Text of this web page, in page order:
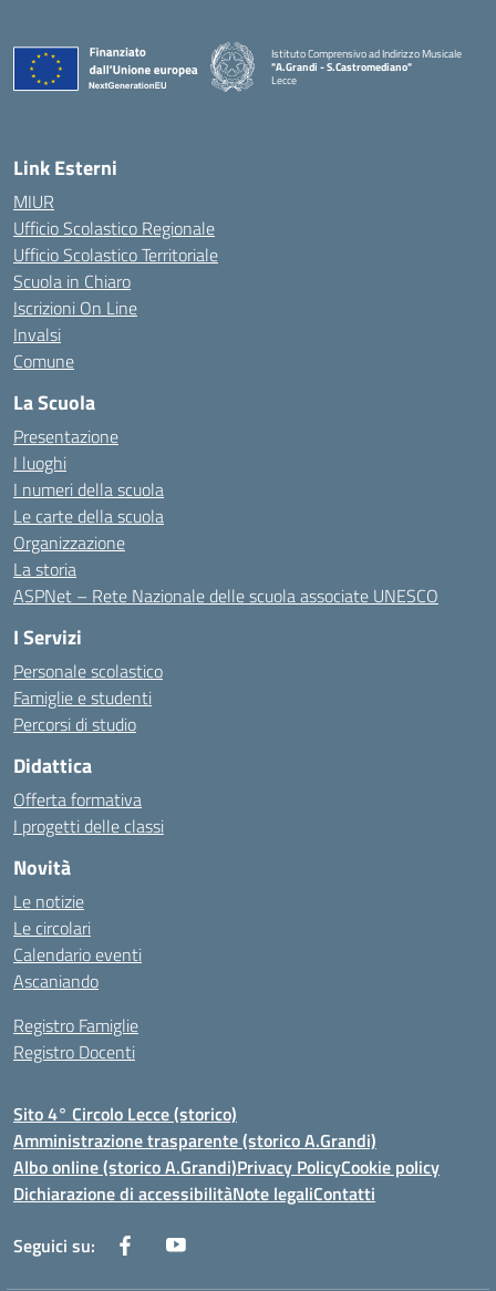
Istituto Comprensivo ad Indirizzo Musicale
"A.Grandi - S.Castromediano"
Lecce
Link Esterni
MIUR
Ufficio Scolastico Regionale
Ufficio Scolastico Territoriale
Scuola in Chiaro
Iscrizioni On Line
Invalsi
Comune
La Scuola
Presentazione
I luoghi
I numeri della scuola
Le carte della scuola
Organizzazione
La storia
ASPNet – Rete Nazionale delle scuola associate UNESCO
I Servizi
Personale scolastico
Famiglie e studenti
Percorsi di studio
Didattica
Offerta formativa
I progetti delle classi
Novità
Le notizie
Le circolari
Calendario eventi
Ascaniando
Registro Famiglie
Registro Docenti
Sito 4° Circolo Lecce (storico)
Amministrazione trasparente (storico A.Grandi)
Albo online (storico A.Grandi)Privacy PolicyCookie policy
Dichiarazione di accessibilitàNote legaliContatti
Seguici su: